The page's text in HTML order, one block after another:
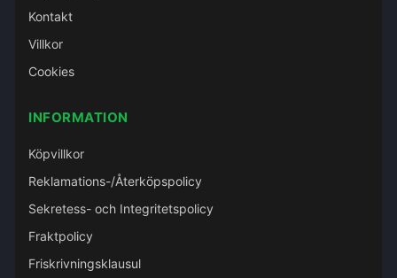
Kontakt
Villkor
Cookies
INFORMATION
Köpvillkor
Reklamations-/Återköpspolicy
Sekretess- och Integritetspolicy
Fraktpolicy
Friskrivningsklausul